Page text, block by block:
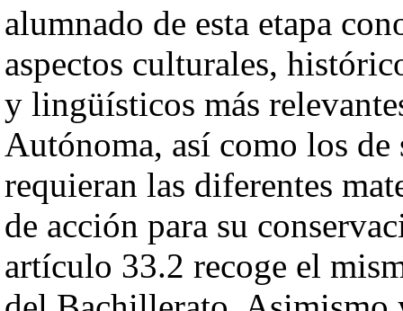
alumnado de esta etapa
aspectos culturales,
y lingüísticos más
Autónoma, así como los de
requieran las diferentes
de acción para su
artículo 33.2 recoge el